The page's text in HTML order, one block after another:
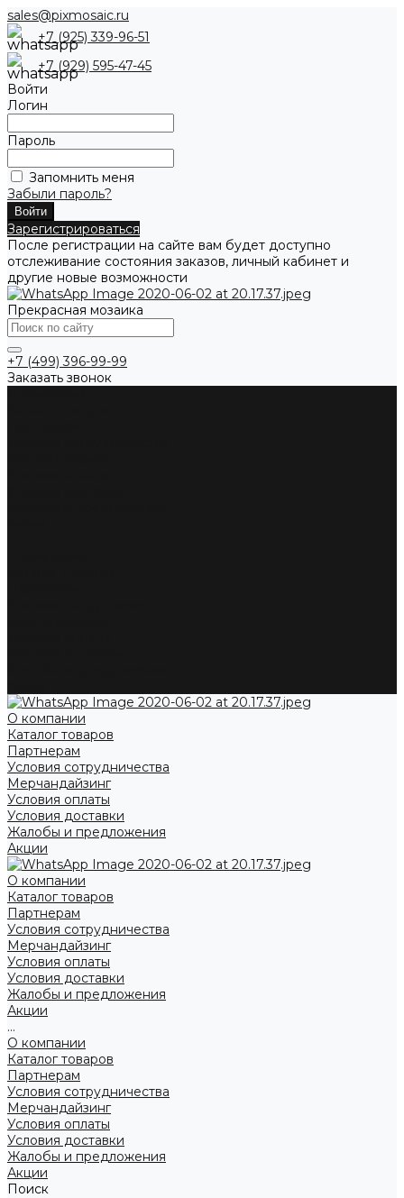
sales@pixmosaic.ru
+7 (925) 339-96-51
+7 (929) 595-47-45
Войти
Логин
Пароль
Запомнить меня
Забыли пароль?
Зарегистрироваться
После регистрации на сайте вам будет доступно
отслеживание состояния заказов, личный кабинет и
другие новые возможности
Прекрасная мозаика
+7 (499) 396-99-99
Заказать звонок
О компании
Каталог товаров
Партнерам
Условия сотрудничества
Мерчандайзинг
Условия оплаты
Условия доставки
Жалобы и предложения
Акции
О компании
Каталог товаров
Партнерам
Условия сотрудничества
Мерчандайзинг
Условия оплаты
Условия доставки
Жалобы и предложения
Акции
...
О компании
Каталог товаров
Партнерам
Условия сотрудничества
Мерчандайзинг
Условия оплаты
Условия доставки
Жалобы и предложения
Акции
Поиск